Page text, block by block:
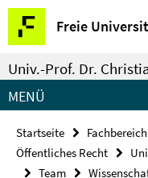
Springe
direkt
zu
Inhalt
Freie
Service-
Navigation
Univ.-Prof. Dr.
MENÜ
Startseite Fachbereich
Öffentliches Recht
Team